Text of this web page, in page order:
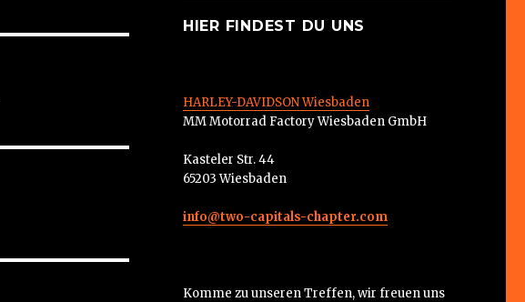
HIER FINDEST DU UNS
HARLEY-DAVIDSON Wiesbaden
MM Motorrad Factory Wiesbaden GmbH
Kasteler Str. 44
65203 Wiesbaden
info@two-capitals-chapter.com
Komme zu unseren Treffen, wir freuen uns